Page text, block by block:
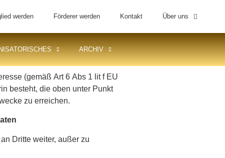
werden Förderer werden Kontakt Über uns
ARCHIV
(gemäß Art 6 Abs 1 lit f EU
besteht, die oben unter Punkt
zu erreichen.
Dritte weiter, außer zu